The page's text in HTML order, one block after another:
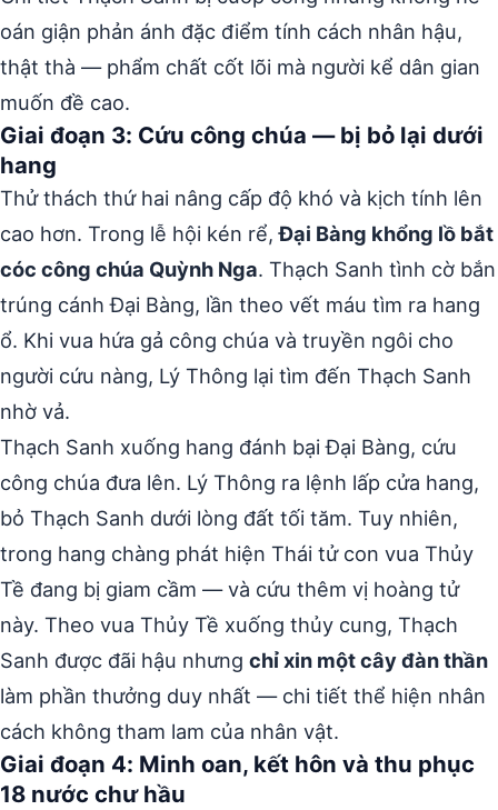
oán giận phản ánh đặc điểm tính cách nhân hậu,
thật thà — phẩm chất cốt lõi mà người kể dân gian
muốn đề cao.
Giai đoạn 3: Cứu công chúa — bị bỏ lại dưới
hang
Thử thách thứ hai nâng cấp độ khó và kịch tính lên
cao hơn. Trong lễ hội kén rể,Đại Bàng khổng lồ bắt
cóc công chúa Quỳnh Nga. Thạch Sanh tình cờ bắn
trúng cánh Đại Bàng, lần theo vết máu tìm ra hang
ổ. Khi vua hứa gả công chúa và truyền ngôi cho
người cứu nàng, Lý Thông lại tìm đến Thạch Sanh
nhờ vả.
Thạch Sanh xuống hang đánh bại Đại Bàng, cứu
công chúa đưa lên. Lý Thông ra lệnh lấp cửa hang,
bỏ Thạch Sanh dưới lòng đất tối tăm. Tuy nhiên,
trong hang chàng phát hiện Thái tử con vua Thủy
Tề đang bị giam cầm — và cứu thêm vị hoàng tử
này. Theo vua Thủy Tề xuống thủy cung, Thạch
Sanh được đãi hậu nhưng chỉ xin một cây đàn thần
làm phần thưởng duy nhất — chi tiết thể hiện nhân
cách không tham lam của nhân vật.
Giai đoạn 4: Minh oan, kết hôn và thu phục
18 nước chư hầu